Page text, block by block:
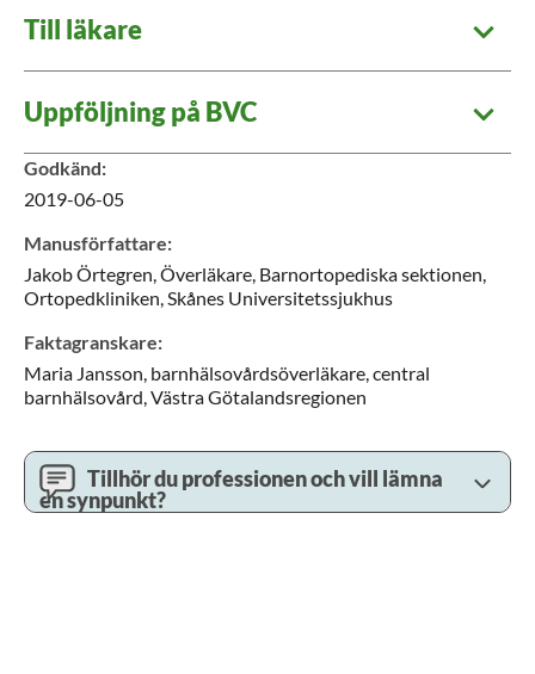
Till läkare
Uppföljning på BVC
Godkänd:
2019-06-05
Manusförfattare:
JakobÖrtegren,Överläkare, Barnortopediska sektionen,
Ortopedkliniken,Skånes Universitetssjukhus
Faktagranskare:
Maria Jansson, barnhälsovårdsöverläkare,central
barnhälsovård,Västra Götalandsregionen
Tillhör du professionen och vill lämna
en synpunkt?